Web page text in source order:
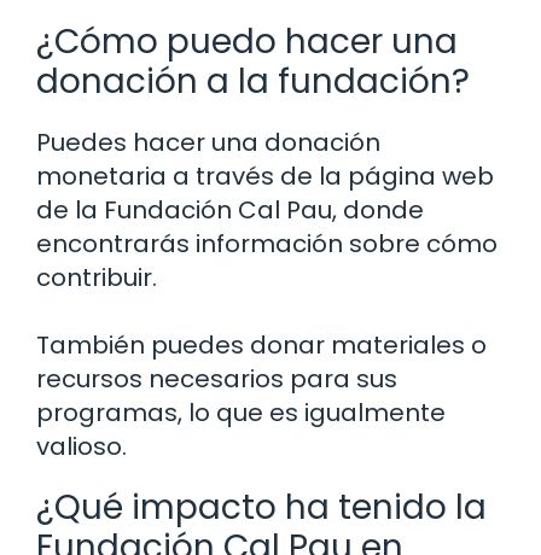
¿Cómo puedo hacer una
donación a la fundación?
Puedes hacer una donación
monetaria a través de la página web
de la Fundación Cal Pau, donde
encontrarás información sobre cómo
contribuir.
También puedes donar materiales o
recursos necesarios para sus
programas, lo que es igualmente
valioso.
¿Qué impacto ha tenido la